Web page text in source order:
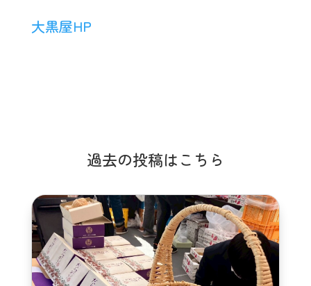
大黒屋HP
過去の投稿はこちら